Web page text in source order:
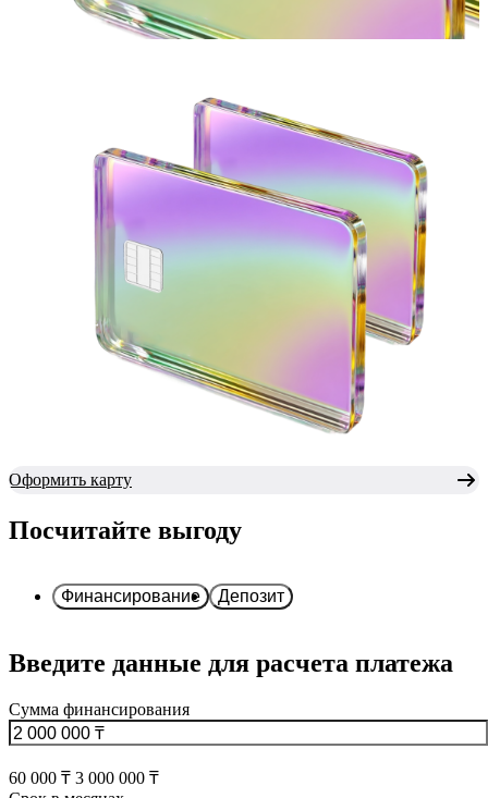
Оформить карту
Посчитайте выгоду
Финансирование Депозит
Введите данные для расчета платежа
Сумма финансирования
60 000 ₸ 3 000 000 ₸